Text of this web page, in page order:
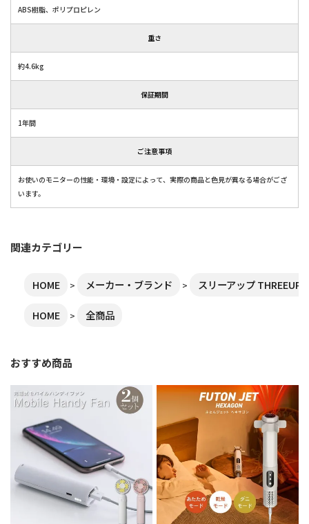
ABS樹脂、ポリプロピレン
重さ
約4.6kg
保証期間
1年間
ご注意事項
お使いのモニターの性能・環境・設定によって、実際の商品と色見が異なる場合がござ
います。
関連カテゴリー
HOME メーカー・ブランド スリーアップ THREEUP
HOME 全商品
おすすめ商品